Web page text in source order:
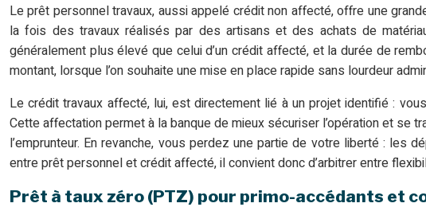
Le prêt personnel travaux, aussi appelé crédit non affecté, offre une
la fois des travaux réalisés par des artisans et des achats de
généralement plus élevé que celui d’un crédit affecté, et la durée de
montant, lorsque l’on souhaite une mise en place rapide sans lourdeur
Le crédit travaux affecté, lui, est directement lié à un projet identifié :
Cette affectation permet à la banque de mieux sécuriser l’opération et se
l’emprunteur. En revanche, vous perdez une partie de votre liberté :
entre prêt personnel et crédit affecté, il convient donc d’arbitrer entre
Prêt à taux zéro (PTZ) pour primo-accédants et